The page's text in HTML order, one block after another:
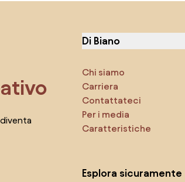
Di Biano
Chi siamo
Carriera
Contattateci
Per i media
Caratteristiche
Esplora sicuramente